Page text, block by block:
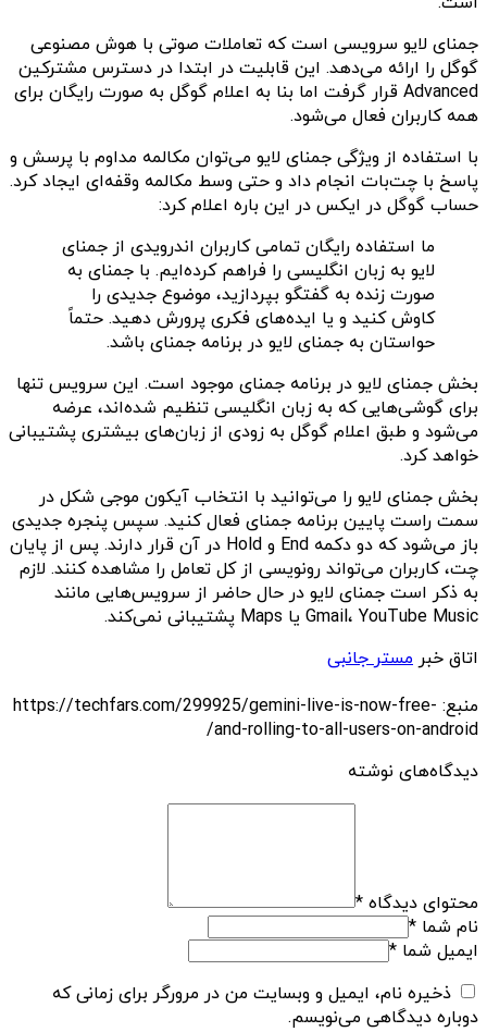
جمنای لایو سرویسی است که تعاملات صوتی با هوش مصنوعی
گوگل را ارائه می‌دهد. این قابلیت در ابتدا در دسترس مشترکین
Advanced قرار گرفت اما بنا به اعلام گوگل به صورت رایگان برای
همه کاربران فعال می‌شود.
با استفاده از ویژگی جمنای لایو می‌توان مکالمه مداوم با پرسش و
پاسخ با چت‌بات انجام داد و حتی وسط مکالمه وقفه‌ای ایجاد کرد.
حساب گوگل در ایکس در این باره اعلام کرد:
ما استفاده رایگان تمامی کاربران اندرویدی از جمنای
لایو به زبان انگلیسی را فراهم کرده‌ایم. با جمنای به
صورت زنده به گفتگو بپردازید، موضوع جدیدی را
کاوش کنید و یا ایده‌های فکری پرورش دهید. حتماً
حواستان به جمنای لایو در برنامه جمنای باشد.
بخش جمنای لایو در برنامه جمنای موجود است. این سرویس تنها
برای گوشی‌هایی که به زبان انگلیسی تنظیم شده‌اند، عرضه
می‌شود و طبق اعلام گوگل به زودی از زبان‌های بیشتری پشتیبانی
خواهد کرد.
بخش جمنای لایو را می‌توانید با انتخاب آیکون موجی شکل در
سمت راست پایین برنامه جمنای فعال کنید. سپس پنجره جدیدی
باز می‌شود که دو دکمه End و Hold در آن قرار دارند. پس از پایان
چت، کاربران می‌تواند رونویسی از کل تعامل را مشاهده کنند. لازم
به ذکر است جمنای لایو در حال حاضر از سرویس‌هایی مانند
Gmail، YouTube Music یا Maps پشتیبانی نمی‌کند.
اتاق خبر مستر جانبی
منبع: https://techfars.com/299925/gemini-live-is-now-free-
and-rolling-to-all-users-on-android/
دیدگاه‌های نوشته
محتوای دیدگاه *
نام شما *
ایمیل شما *
ذخیره نام، ایمیل و وبسایت من در مرورگر برای زمانی که
دوباره دیدگاهی می‌نویسم.